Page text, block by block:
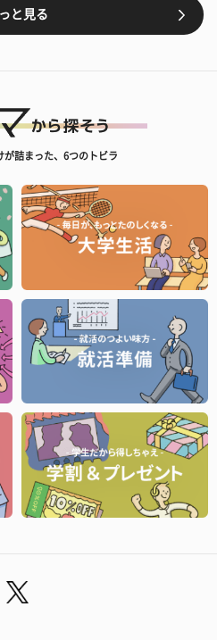
と見る
が詰まった、6つのトビラ